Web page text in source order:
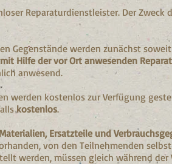
Reparaturdienstleister. Der Zweck
Gegenstände werden zunächst
mit Hilfe der vor Ort anwesenden
anwesend.
werden kostenlos zur Verfügung
kostenlos.
Ersatzteile und
von den Teilnehmenden
werden, müssen gleich während